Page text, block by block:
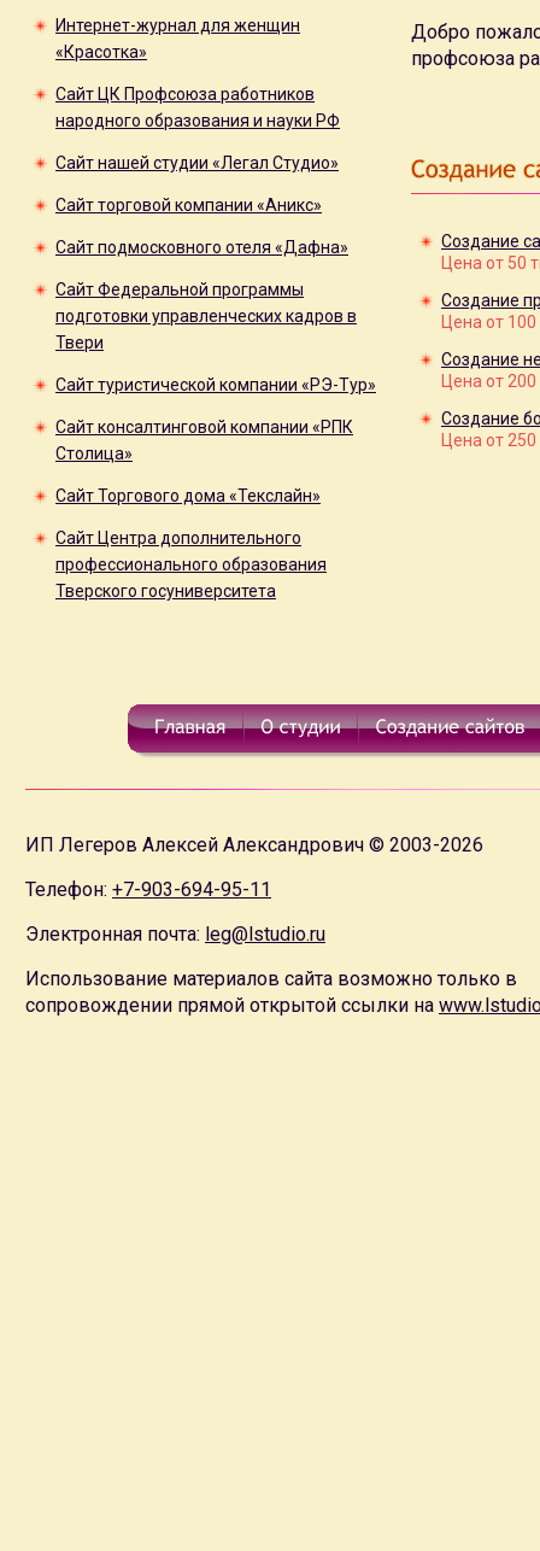
Интернет-журнал для женщин
«Красотка»
Сайт ЦК Профсоюза работников
народного образования и науки РФ
Сайт нашей студии «Легал Студио»
Сайт торговой компании «Аникс»
Сайт подмосковного отеля «Дафна»
Сайт Федеральной программы
подготовки управленческих кадров в
Твери
Сайт туристической компании «РЭ-Тур»
Сайт консалтинговой компании «РПК
Столица»
Сайт Торгового дома «Текслайн»
Сайт Центра дополнительного
профессионального образования
Тверского госуниверситета
Добро
профсоюза
Создание
Цена от 50
Создание
Цена от
Создание
Цена от
Создание
Цена от
ИП Легеров Алексей Александрович © 2003-2026
Телефон: +7-903-694-95-11
Электронная почта: leg@lstudio.ru
Использование материалов сайта возможно только в
сопровождении прямой открытой ссылки на